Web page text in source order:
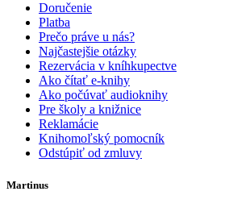
Doručenie
Platba
Prečo práve u nás?
Najčastejšie otázky
Rezervácia v kníhkupectve
Ako čítať e-knihy
Ako počúvať audioknihy
Pre školy a knižnice
Reklamácie
Knihomoľský pomocník
Odstúpiť od zmluvy
Martinus